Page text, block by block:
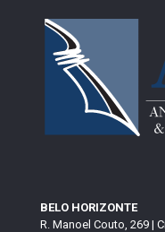
BELO HORIZONTE
R. Manoel Couto, 269 |